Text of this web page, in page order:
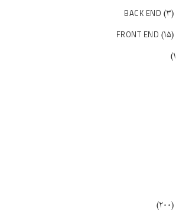
(۳)
(۱۵)
(۲۰۰)